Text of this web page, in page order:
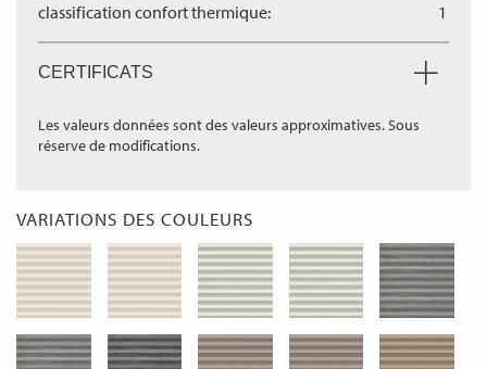
classification confort thermique: 1
CERTIFICATS
Les valeurs données sont des valeurs approximatives. Sous
réserve de modifications.
VARIATIONS DES COULEURS